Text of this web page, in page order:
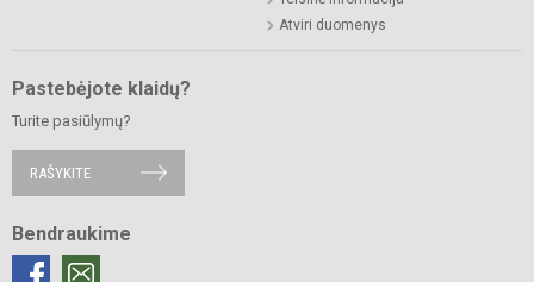
Atviri duomenys
Pastebėjote klaidų?
Turite pasiūlymų?
RAŠYKITE
Bendraukime